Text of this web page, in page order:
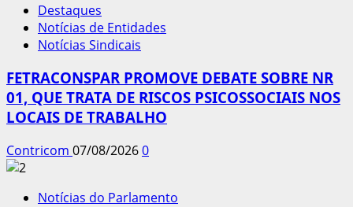
Destaques
Notícias de Entidades
Notícias Sindicais
FETRACONSPAR PROMOVE DEBATE SOBRE NR
01, QUE TRATA DE RISCOS PSICOSSOCIAIS NOS
LOCAIS DE TRABALHO
Contricom 07/08/20260
Notícias do Parlamento